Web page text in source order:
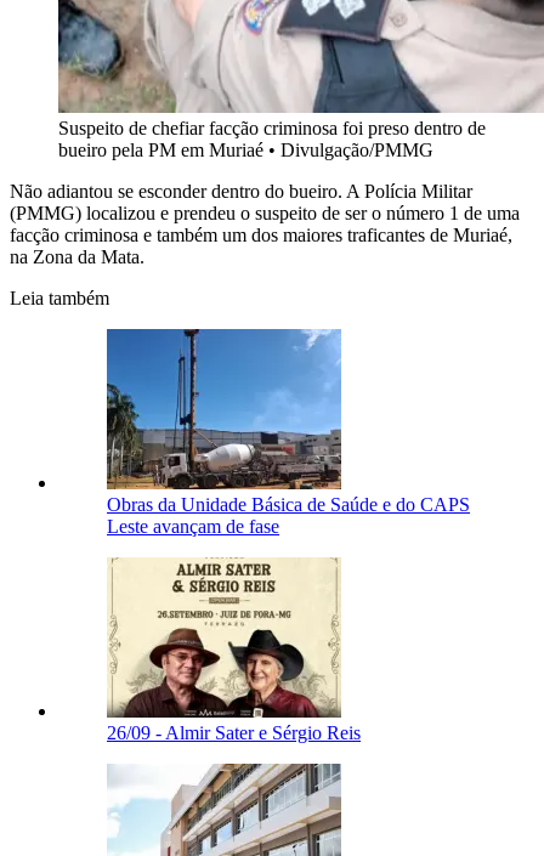
Suspeito de chefiar facção criminosa foi preso dentro de
bueiro pela PM em Muriaé • Divulgação/PMMG
Não adiantou se esconder dentro do bueiro. A Polícia Militar
(PMMG) localizou e prendeu o suspeito de ser o número 1 de uma
facção criminosa e também um dos maiores traficantes de Muriaé,
na Zona da Mata.
Leia também
Obras da Unidade Básica de Saúde e do CAPS
Leste avançam de fase
26/09 - Almir Sater e Sérgio Reis